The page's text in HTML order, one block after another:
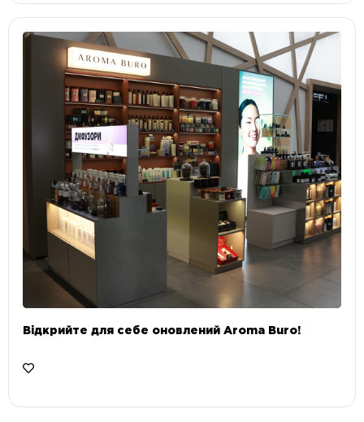
Відкрийте для себе оновлений Aroma Buro! ⠀